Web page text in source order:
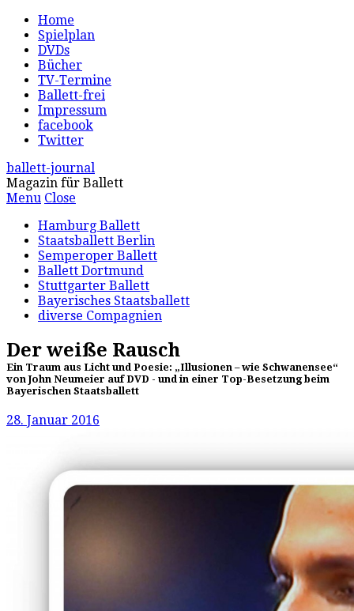
Home
Spielplan
DVDs
Bücher
TV-Termine
Ballett-frei
Impressum
facebook
Twitter
ballett-journal
Magazin für Ballett
Menu Close
Hamburg Ballett
Staatsballett Berlin
Semperoper Ballett
Ballett Dortmund
Stuttgarter Ballett
Bayerisches Staatsballett
diverse Compagnien
Der weiße Rausch
Ein Traum aus Licht und Poesie: „Illusionen – wie Schwanensee“
von John Neumeier auf DVD - und in einer Top-Besetzung beim
Bayerischen Staatsballett
28. Januar 2016